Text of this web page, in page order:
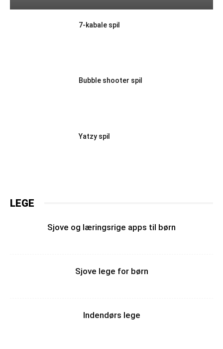
7-kabale spil
Bubble shooter spil
Yatzy spil
LEGE
Sjove og læringsrige apps til børn
Sjove lege for børn
Indendørs lege